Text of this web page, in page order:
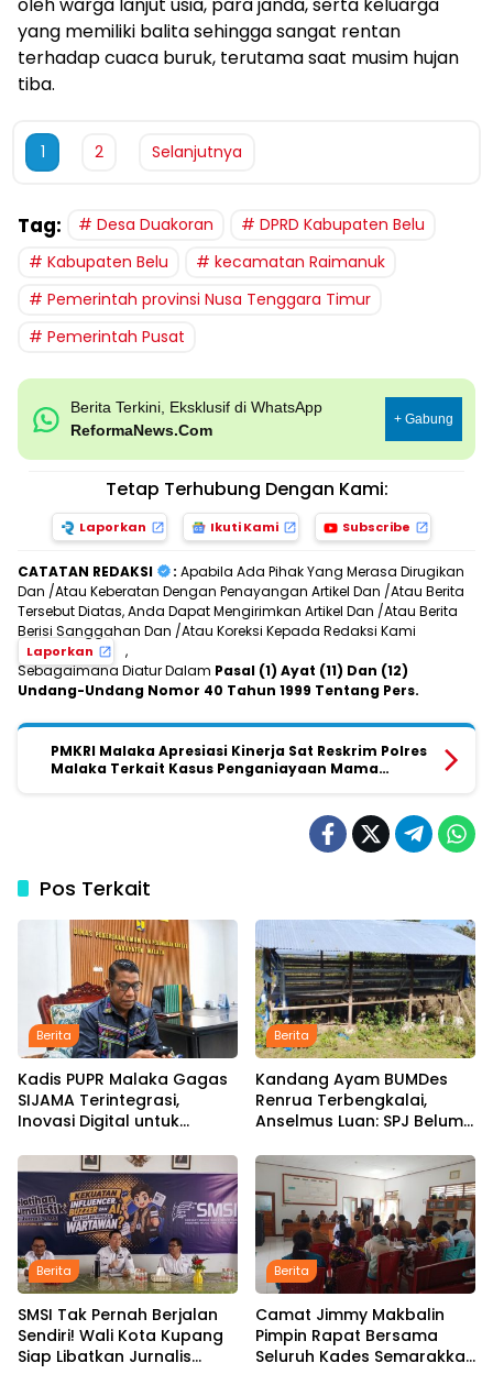
oleh warga lanjut usia, para janda, serta keluarga
yang memiliki balita sehingga sangat rentan
terhadap cuaca buruk, terutama saat musim hujan
tiba.
1 2 Selanjutnya
Tag: Desa Duakoran
DPRD Kabupaten Belu
Kabupaten Belu
kecamatan Raimanuk
Pemerintah provinsi Nusa Tenggara Timur
Pemerintah Pusat
Berita Terkini, Eksklusif di WhatsApp
ReformaNews.Com
+ Gabung
Tetap Terhubung Dengan Kami:
Laporkan Ikuti Kami Subscribe
CATATAN REDAKSI : Apabila Ada Pihak Yang Merasa Dirugikan
Dan /Atau Keberatan Dengan Penayangan Artikel Dan /Atau Berita
Tersebut Diatas, Anda Dapat Mengirimkan Artikel Dan /Atau Berita
Berisi Sanggahan Dan /Atau Koreksi Kepada Redaksi Kami
Laporkan
,
Sebagaimana Diatur Dalam Pasal (1) Ayat (11) Dan (12)
Undang-Undang Nomor 40 Tahun 1999 Tentang Pers.
PMKRI Malaka Apresiasi Kinerja Sat Reskrim Polres
Malaka Terkait Kasus Penganiayaan Mama
Pos Terkait
Berita
Kadis PUPR Malaka Gagas
SIJAMA Terintegrasi,
Inovasi Digital untuk
Infrastruktur
Berita
Kandang Ayam BUMDes
Renrua Terbengkalai,
Anselmus Luan: SPJ Belum
Desa Sejak Januari Belum
Dibayar
Berita
SMSI Tak Pernah Berjalan
Sendiri! Wali Kota Kupang
Siap Libatkan Jurnalis
Berita
Camat Jimmy Makbalin
Pimpin Rapat Bersama
Seluruh Kades Semarakkan